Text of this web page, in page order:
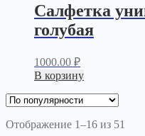
Салфетка
голубая
1000.00 ₽
В корзину
Отображение 1–16 из 51